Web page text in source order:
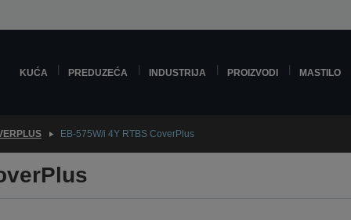
KUĆA PREDUZEĆA INDUSTRIJA PROIZVODI MASTILO
EB-575W/i 4Y RTBS CoverPlus